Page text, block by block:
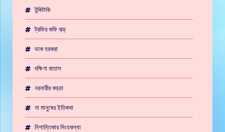
টুকিটাকি
ট্রফির কফি ঝড়
ডাক হরকরা
দক্ষিণা বাতাস
নরনারীর কড়চা
না মানুষের ইতিকথা
নিশান্তিকার সিংহকন্যা